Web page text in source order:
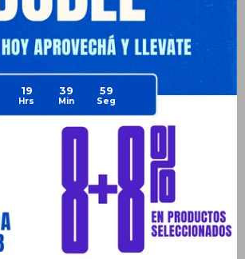
19 39 59
Medios de pago
que te pueden interesar